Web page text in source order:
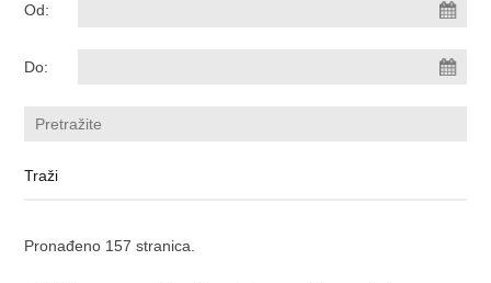
Od:
Do:
Pronađeno 157 stranica.